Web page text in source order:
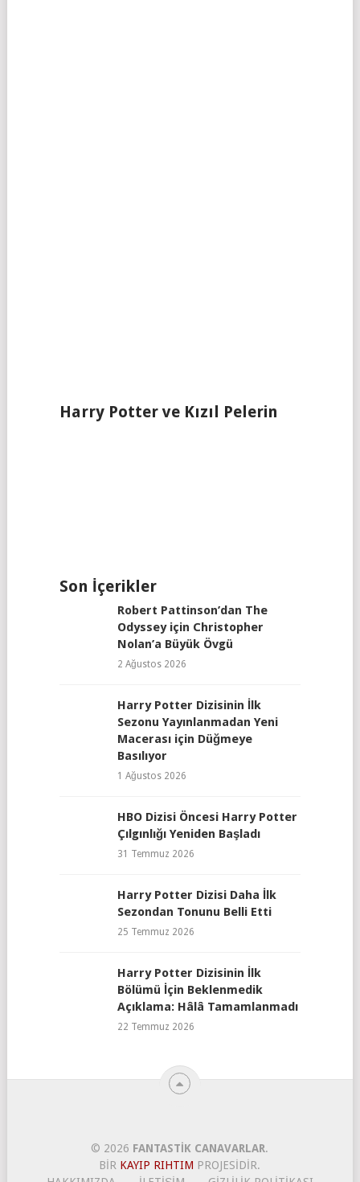
Harry Potter ve Kızıl Pelerin
Son İçerikler
Robert Pattinson’dan The
Odyssey için Christopher
Nolan’a Büyük Övgü
2 Ağustos 2026
Harry Potter Dizisinin İlk
Sezonu Yayınlanmadan Yeni
Macerası için Düğmeye
Basılıyor
1 Ağustos 2026
HBO Dizisi Öncesi Harry Potter
Çılgınlığı Yeniden Başladı
31 Temmuz 2026
Harry Potter Dizisi Daha İlk
Sezondan Tonunu Belli Etti
25 Temmuz 2026
Harry Potter Dizisinin İlk
Bölümü İçin Beklenmedik
Açıklama: Hâlâ Tamamlanmadı
22 Temmuz 2026
© 2026 FANTASTIK CANAVARLAR.
BIR KAYIP RIHTIM PROJESIDIR.